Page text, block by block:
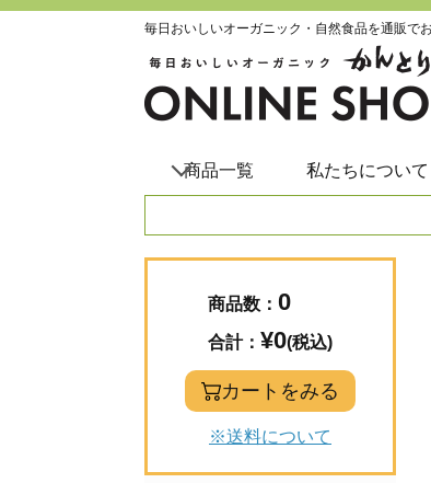
毎日おいしいオーガニック・自然食品を通販で
商品一覧 私たちについて
商品数： 0
合計： ¥0(税込)
カートをみる
※送料について